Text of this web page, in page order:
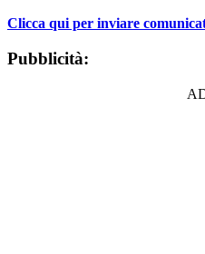
Clicca qui per inviare
Pubblicità: